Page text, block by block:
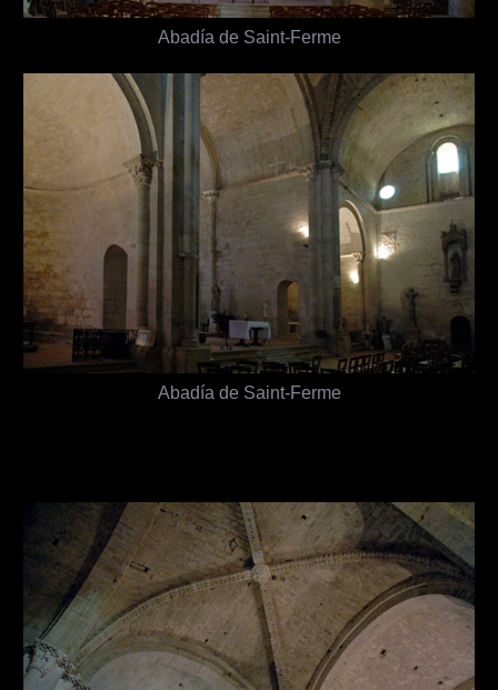
Abadía de Saint-Ferme
Abadía de Saint-Ferme